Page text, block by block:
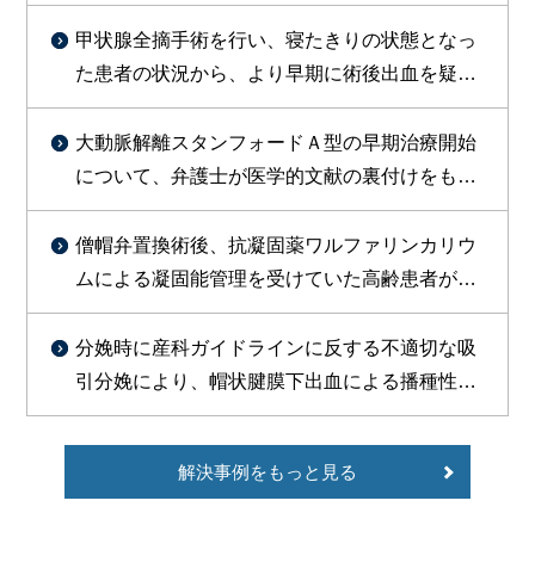
甲状腺全摘手術を行い、寝たきりの状態となっ
た患者の状況から、より早期に術後出血を疑っ
た対応をすべきであったと判断し訴外交渉を行
い、約１億円を支払う旨の合意が成立した事例
大動脈解離スタンフォードＡ型の早期治療開始
について、弁護士が医学的文献の裏付けをもっ
て主張し、総額約1800万円で勝訴的和解が成立
した事例
僧帽弁置換術後、抗凝固薬ワルファリンカリウ
ムによる凝固能管理を受けていた高齢患者が、
皮膚疾患治療のためセフェム系抗菌薬等の投与
を受けたところ、PT-INR異常高値（9.51）を示
し、その9日後に脳出血を発症し、常時要介護状
態で症状固定したことについて、1億2000万円
余の和解が成立した事例
分娩時に産科ガイドラインに反する不適切な吸
引分娩により、帽状腱膜下出血による播種性血
管内凝固症候群（DIC）を引き起こし、出産後
死亡した事案で、和解により約3500万円の賠償
が認められた事例解決事例をもっと見る